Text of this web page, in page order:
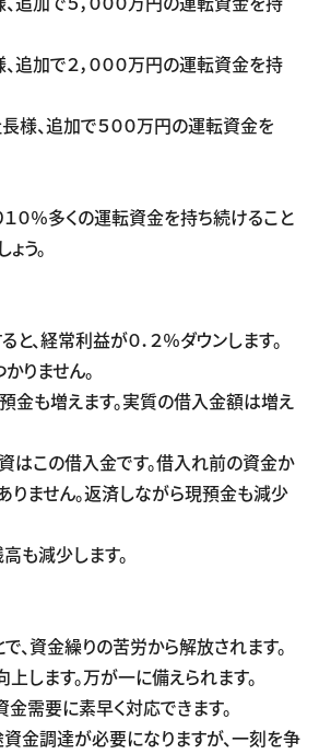
追加で２，０００万円の運転資金を持
長様、追加で５００万円の運転資金を
０％多くの運転資金を持ち続けること
う。
と、経常利益が０．２％ダウンします。
りません。
金も増えます。実質の借入金額は増え
はこの借入金です。借入れ前の資金か
りません。返済しながら現預金も減少
も減少します。
、資金繰りの苦労から解放されます。
します。万が一に備えられます。
需要に素早く対応できます。
資金調達が必要になりますが、一刻を争